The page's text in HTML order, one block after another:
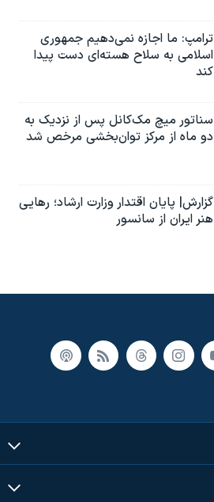
ترامپ: ما اجازه نمی‌دهیم جمهوری
اسلامی به سلاح هسته‌ای دست پیدا
کند
سناتور میچ مک‌کانل پس از نزدیک به
دو ماه از مرکز توان‌بخشی مرخص شد
گزارش| پایان اقتدار وزارت ارشاد؛ رهایی
هنر ایران از سانسور